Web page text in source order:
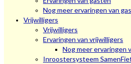
Nog meer ervaringen van
Vrijwilligers
Vrijwilligers
Ervaringen van vrijwilligers
Nog meer ervaringen
Inroostersysteem